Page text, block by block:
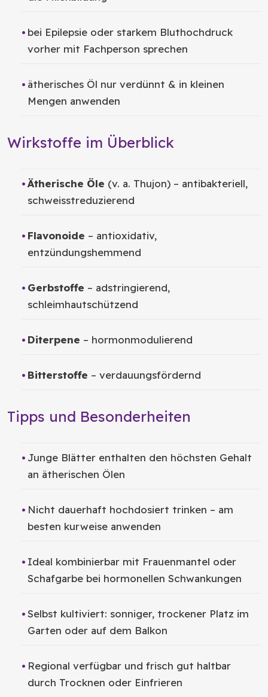
bei Epilepsie oder starkem Bluthochdruck
vorher mit Fachperson sprechen
ätherisches Öl nur verdünnt & in kleinen
Mengen anwenden
Wirkstoffe im Überblick
Ätherische Öle (v. a. Thujon) – antibakteriell,
schweisstreduzierend
Flavonoide – antioxidativ,
entzündungshemmend
Gerbstoffe – adstringierend,
schleimhautschützend
Diterpene – hormonmodulierend
Bitterstoffe – verdauungsfördernd
Tipps und Besonderheiten
Junge Blätter enthalten den höchsten Gehalt
an ätherischen Ölen
Nicht dauerhaft hochdosiert trinken – am
besten kurweise anwenden
Ideal kombinierbar mit Frauenmantel oder
Schafgarbe bei hormonellen Schwankungen
Selbst kultiviert: sonniger, trockener Platz im
Garten oder auf dem Balkon
Regional verfügbar und frisch gut haltbar
durch Trocknen oder Einfrieren